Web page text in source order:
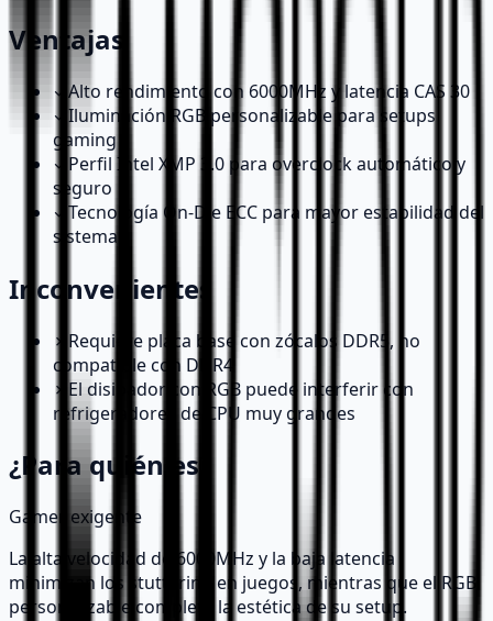
Ventajas
✓ Alto rendimiento con 6000MHz y latencia CAS 30
✓ Iluminación RGB personalizable para setups
gaming
✓ Perfil Intel XMP 3.0 para overclock automático y
seguro
✓ Tecnología On-Die ECC para mayor estabilidad del
sistema
Inconvenientes
✗ Requiere placa base con zócalos DDR5, no
compatible con DDR4
✗ El disipador con RGB puede interferir con
refrigeradores de CPU muy grandes
¿Para quién es?
Gamer exigente
La alta velocidad de 6000MHz y la baja latencia
minimizan los stuttering en juegos, mientras que el RGB
personalizable completa la estética de su setup.